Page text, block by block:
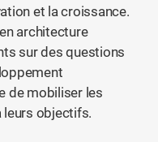
et la croissance.
architecture
sur des questions
de mobiliser les
leurs objectifs.